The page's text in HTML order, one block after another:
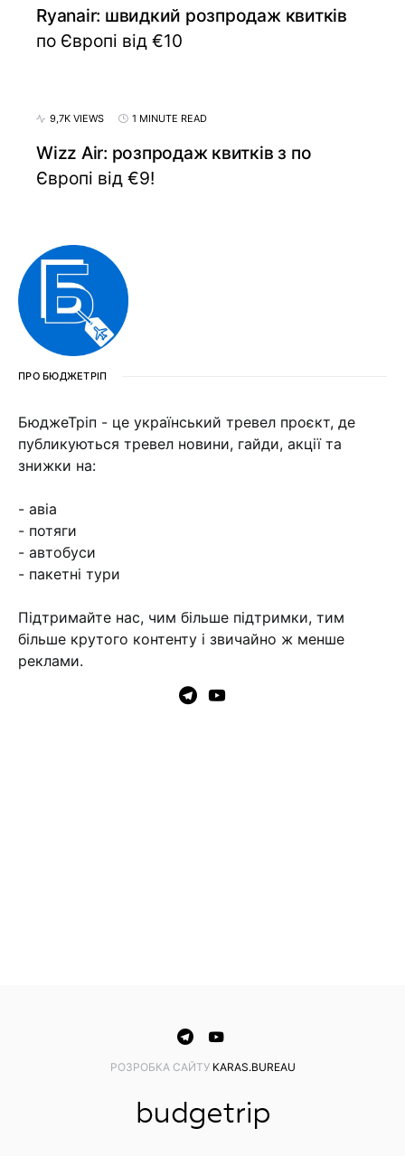
Ryanair: швидкий розпродаж квитків
по Європі від €10
9,7K VIEWS 1 MINUTE READ
Wizz Air: розпродаж квитків з по
Європі від €9!
ПРО БЮДЖЕТРІП
БюджеТріп - це український тревел проєкт, де
публикуються тревел новини, гайди, акції та
знижки на:
- авіа
- потяги
- автобуси
- пакетні тури
Підтримайте нас, чим більше підтримки, тим
більше крутого контенту і звичайно ж менше
реклами.
PОЗРОБКА САЙТУ KARAS.BUREAU